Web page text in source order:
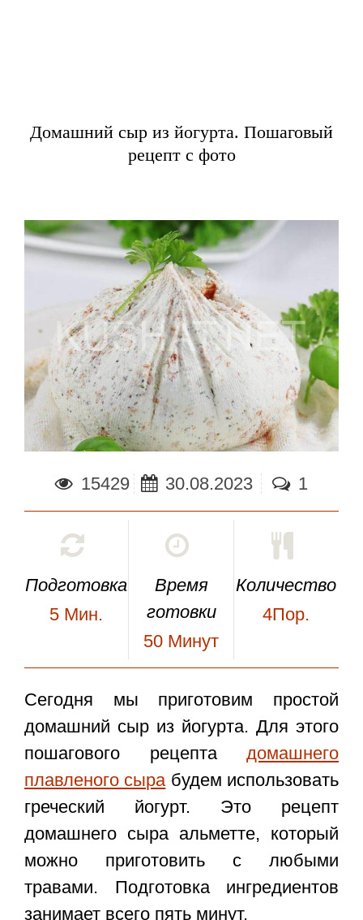
Домашний сыр из йогурта. Пошаговый
рецепт с фото
15429 30.08.2023 1
Подготовка
5 Мин.
Время
готовки
50 Минут
Количество
4Пор.
Сегодня мы приготовим простой
домашний сыр из йогурта. Для этого
пошагового рецепта домашнего
плавленого сырабудем использовать
греческий йогурт. Это рецепт
домашнего сыра альметте, который
можно приготовить с любыми
травами. Подготовка ингредиентов
занимает всего пять минут.